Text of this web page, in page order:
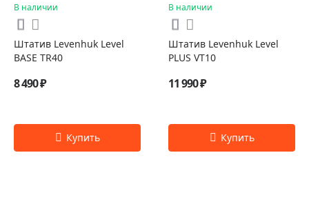
В наличии
Штатив Levenhuk Level
BASE TR40
8 490 ₽
В наличии
Штатив Levenhuk Level
PLUS VT10
11 990 ₽